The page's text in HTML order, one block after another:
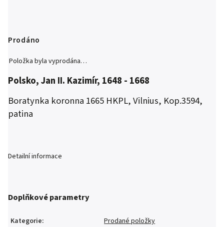
Prodáno
Položka byla vyprodána…
Polsko, Jan II. Kazimír, 1648 - 1668
Boratynka koronna 1665 HKPL, Vilnius, Kop.3594,
patina
Detailní informace
Doplňkové parametry
Kategorie:
Prodané položky